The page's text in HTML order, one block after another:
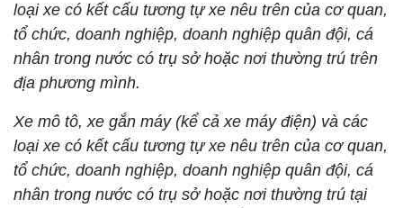
loại xe có kết cấu tương tự xe nêu trên của cơ quan,
tổ chức, doanh nghiệp, doanh nghiệp quân đội, cá
nhân trong nước có trụ sở hoặc nơi thường trú trên
địa phương mình.
Xe mô tô, xe gắn máy (kể cả xe máy điện) và các
loại xe có kết cấu tương tự xe nêu trên của cơ quan,
tổ chức, doanh nghiệp, doanh nghiệp quân đội, cá
nhân trong nước có trụ sở hoặc nơi thường trú tại